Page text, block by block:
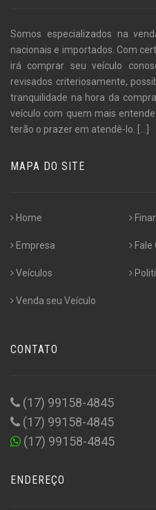
Somos especializados na
nacionais e importados. Com
irá comprar seu veículo
revisados criteriosamente,
tranquilidade na hora da
veículo com quem mais
terão o prazer em atendê-lo. [...]
MAPA DO SITE
Home
Empresa
Veículos
Venda seu Veículo
Fale
CONTATO
(17) 99158-4845
(17) 99158-4845
(17) 99158-4845
ENDEREÇO